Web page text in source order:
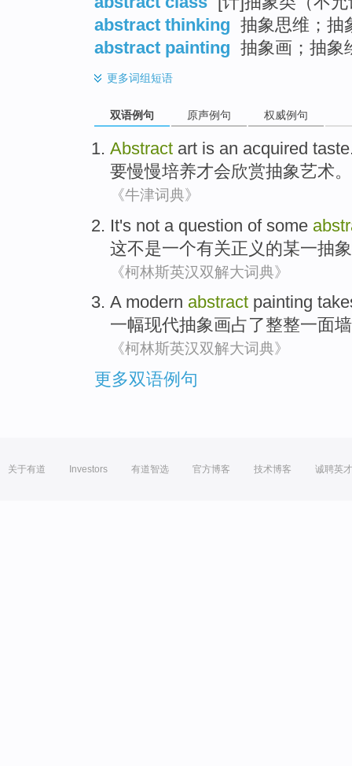
abstract thinking 抽象思维；抽
abstract painting 抽象画；抽象
更多词组短语
双语例句 原声例句 权威例句
Abstract art is an acquired taste
要慢慢培养才会欣赏抽象艺术。
《牛津词典》
It's not a question of some
这不是一个有关正义 的某一抽象
《柯林斯英汉双解大词典》
A modern abstract painting
一幅现代抽象画占了整整一面墙
《柯林斯英汉双解大词典》
更多双语例句
关于有道 Investors 有道智选 官方博客 技术博客 诚聘英才